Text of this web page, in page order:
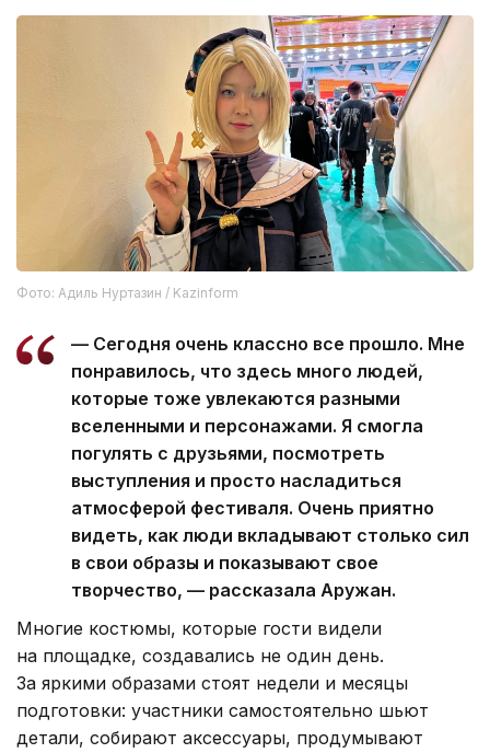
Фото: Адиль Нуртазин / Kazinform
— Сегодня очень классно все прошло. Мне
понравилось, что здесь много людей,
которые тоже увлекаются разными
вселенными и персонажами. Я смогла
погулять с друзьями, посмотреть
выступления и просто насладиться
атмосферой фестиваля. Очень приятно
видеть, как люди вкладывают столько сил
в свои образы и показывают свое
творчество, — рассказала Аружан.
Многие костюмы, которые гости видели
на площадке, создавались не один день.
За яркими образами стоят недели и месяцы
подготовки: участники самостоятельно шьют
детали, собирают аксессуары, продумывают